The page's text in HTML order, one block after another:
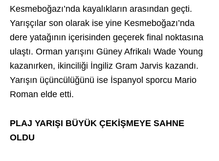
Kesmeboğazı’nda kayalıkların arasından geçti.
Yarışçılar son olarak ise yine Kesmeboğazı’nda
dere yatağının içerisinden geçerek final noktasına
ulaştı. Orman yarışını Güney Afrikalı Wade Young
kazanırken, ikinciliği İngiliz Gram Jarvis kazandı.
Yarışın üçüncülüğünü ise İspanyol sporcu Mario
Roman elde etti.
PLAJ YARIŞI BÜYÜK ÇEKİŞMEYE SAHNE
OLDU